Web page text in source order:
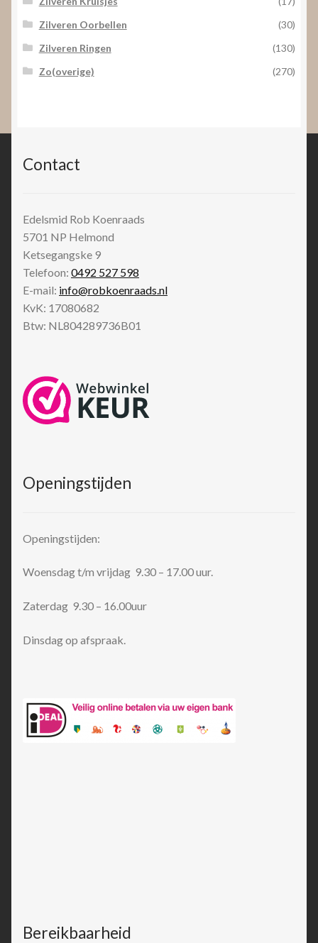
Zilveren Oorbellen
(30)
Zilveren Ringen
(130)
Zo(overige)
(270)
Contact
Edelsmid Rob Koenraads
5701 NP Helmond
Ketsegangske 9
Telefoon: 0492 527 598
E-mail: info@robkoenraads.nl
KvK: 17080682
Btw: NL804289736B01
Openingstijden
Openingstijden:
Woensdag t/m vrijdag 9.30 – 17.00 uur.
Zaterdag 9.30 – 16.00uur
Dinsdag op afspraak.
Bereikbaarheid